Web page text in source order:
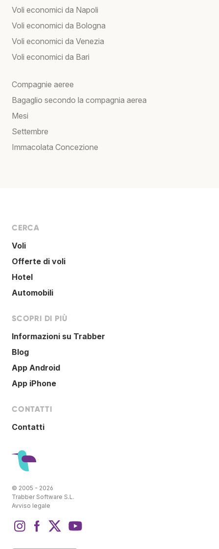
Voli economici da Napoli
Voli economici da Bologna
Voli economici da Venezia
Voli economici da Bari
Compagnie aeree
Bagaglio secondo la compagnia aerea
Mesi
Settembre
Immacolata Concezione
CERCA
Voli
Offerte di voli
Hotel
Automobili
SCOPRI DI PIÙ
Informazioni su Trabber
Blog
App Android
App iPhone
CONTATTI
Contatti
© 2005 - 2026
Trabber Software S.L.
Avviso legale